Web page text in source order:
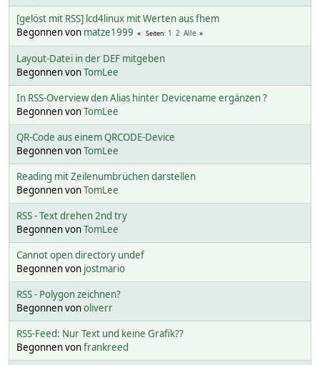
[gelöst mit RSS] lcd4linux mit Werten aus fhem
Begonnen von matze1999 Seiten 1 2 Alle
Layout-Datei in der DEF mitgeben
Begonnen vonTomLee
In RSS-Overview den Alias hinter Devicename ergänzen ?
Begonnen vonTomLee
QR-Code aus einem QRCODE-Device
Begonnen vonTomLee
Reading mit Zeilenumbrüchen darstellen
Begonnen vonTomLee
RSS - Text drehen 2nd try
Begonnen vonTomLee
Cannot open directory undef
Begonnen von jostmario
RSS - Polygon zeichnen?
Begonnen vonoliverr
RSS-Feed: Nur Text und keine Grafik??
Begonnen vonfrankreed